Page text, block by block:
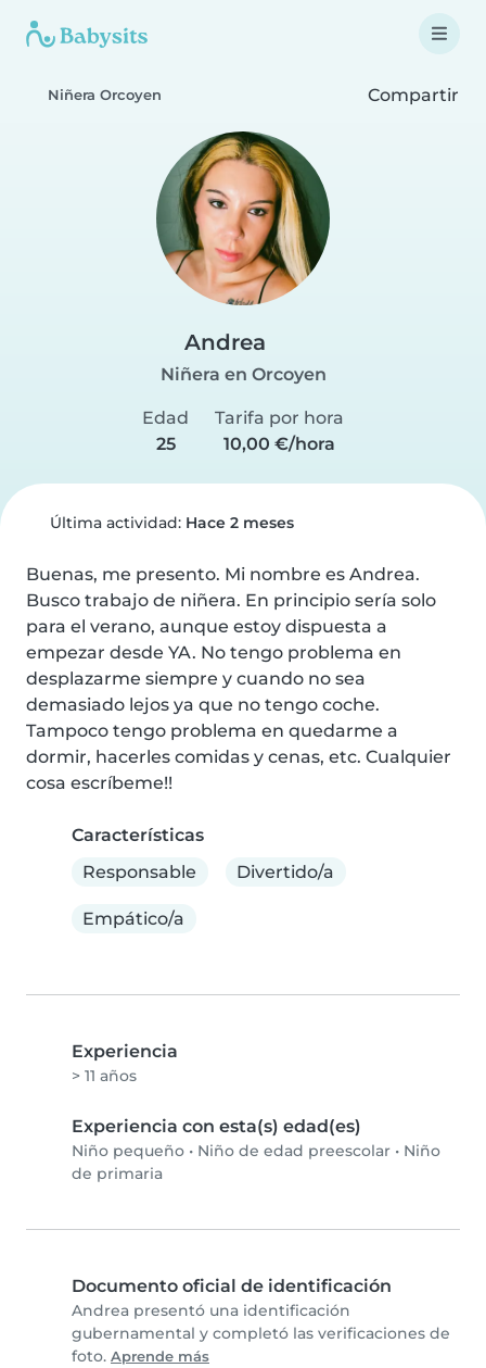
Niñera Orcoyen Compartir
Andrea
Niñera en Orcoyen
Edad
25
Tarifa por hora
10,00 €/hora
Última actividad: Hace 2 meses
Buenas, me presento. Mi nombre es Andrea.
Busco trabajo de niñera. En principio sería solo
para el verano, aunque estoy dispuesta a
empezar desde YA. No tengo problema en
desplazarme siempre y cuando no sea
demasiado lejos ya que no tengo coche.
Tampoco tengo problema en quedarme a
dormir, hacerles comidas y cenas, etc. Cualquier
cosa escríbeme!!
Características
Responsable
Divertido/a
Empático/a
Experiencia
> 11 años
Experiencia con esta(s) edad(es)
Niño pequeño • Niño de edad preescolar • Niño
de primaria
Documento oficial de identificación
Andrea presentó una identificación
gubernamental y completó las verificaciones de
foto. Aprende más